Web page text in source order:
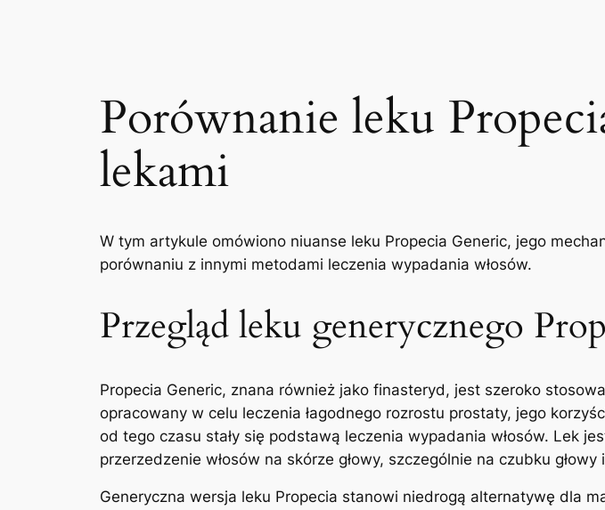
Porównanie leku
lekami
W tym artykule omówiono niuanse leku Propecia Generic, jego
porównaniu z innymi metodami leczenia wypadania włosów.
Przegląd leku generycznego
Propecia Generic, znana również jako finasteryd, jest szeroko
opracowany w celu leczenia łagodnego rozrostu prostaty, jego
od tego czasu stały się podstawą leczenia wypadania włosów. Lek
przerzedzenie włosów na skórze głowy, szczególnie na czubku
Generyczna wersja leku Propecia stanowi niedrogą alternatywę dla